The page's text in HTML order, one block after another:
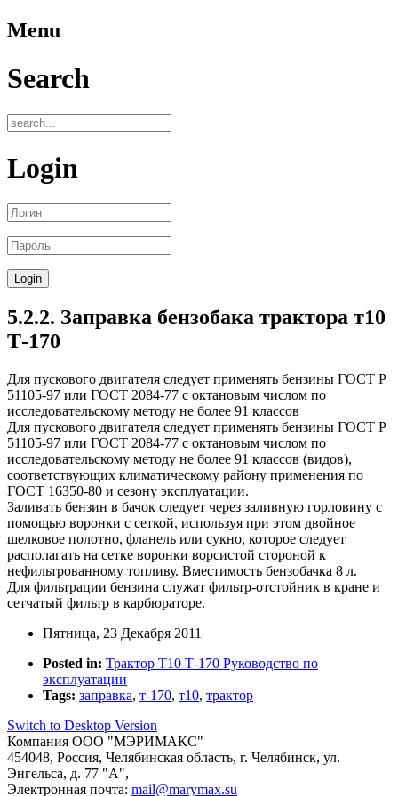
Menu
Search
Login
5.2.2. Заправка бензобака трактора т10
Т-170
Для пускового двигателя следует применять бензины ГОСТ Р
51105-97 или ГОСТ 2084-77 с октановым числом по
исследовательскому методу не более 91 классов
Для пускового двигателя следует применять бензины ГОСТ Р
51105-97 или ГОСТ 2084-77 с октановым числом по
исследовательскому методу не более 91 классов (видов),
соответствующих климатическому району применения по
ГОСТ 16350-80 и сезону эксплуатации.
Заливать бензин в бачок следует через заливную горловину с
помощью воронки с сеткой, используя при этом двойное
шелковое полотно, фланель или сукно, которое следует
располагать на сетке воронки ворсистой стороной к
нефильтрованному топливу. Вместимость бензобачка 8 л.
Для фильтрации бензина служат фильтр-отстойник в кране и
сетчатый фильтр в карбюраторе.
Пятница, 23 Декабря 2011
Posted in: Трактор Т10 Т-170 Руководство по
эксплуатации
Tags: заправка, т-170, т10, трактор
Switch to Desktop Version
Компания ООО "МЭРИМАКС"
454048, Россия, Челябинская область, г. Челябинск, ул.
Энгельса, д. 77 "А",
Электронная почта: mail@marymax.su